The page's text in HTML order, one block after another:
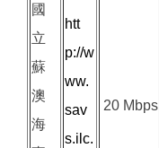
國
立
蘇
澳
海
htt
p://w
ww.
sav
s.ilc.
20 Mbps